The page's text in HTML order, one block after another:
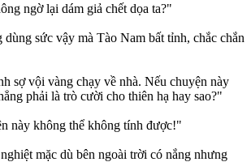
ngờ lại dám giả chết dọa ta?"
sức vậy mà Tào Nam bất tỉnh, chắc chắn
sợ vội vàng chạy về nhà. Nếu chuyện này
phải là trò cười cho thiên hạ hay sao?"
này không thể không tính được!"
mặc dù bên ngoài trời có nắng nhưng